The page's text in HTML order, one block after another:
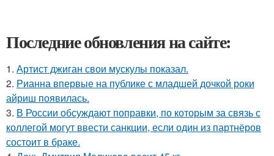
Последние обновления на сайте:
1. Артист джиган свои мускулы показал.
2. Рианна впервые на публике с младшей дочкой роки
айриш появилась.
3. В России обсуждают поправки, по которым за связь с
коллегой могут ввести санкции, если один из партнёров
состоит в браке.